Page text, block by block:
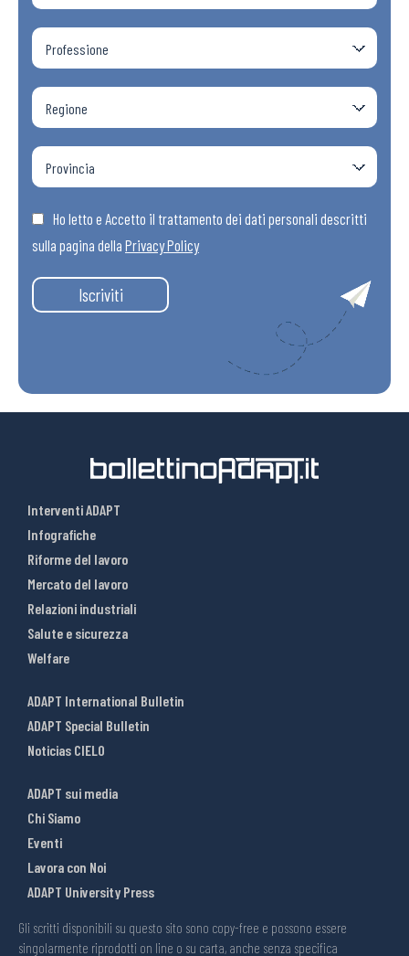
Ho letto e Accetto il trattamento dei dati personali descritti
sulla pagina della Privacy Policy
Iscriviti
Interventi ADAPT
Infografiche
Riforme del lavoro
Mercato del lavoro
Relazioni industriali
Salute e sicurezza
Welfare
ADAPT International Bulletin
ADAPT Special Bulletin
Noticias CIELO
ADAPT sui media
Chi Siamo
Eventi
Lavora con Noi
ADAPT University Press
Gli scritti disponibili su questo sito sono copy-free e possono essere
singolarmente riprodotti on line o su carta, anche senza specifica